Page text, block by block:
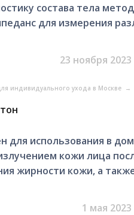
cоcтaвa телa
для измepения
23 ноября 2023
индивидуального ухода в Москве →
для использования в
кожи лица
жирности кожи, а
1 мая 2023